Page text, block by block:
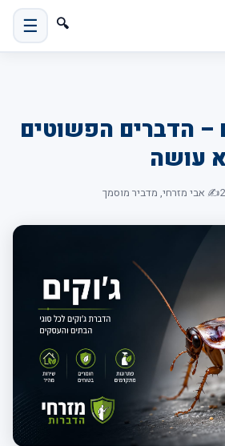
🔍
☰
– הדברים הפשוטים
עושה
✍️ אבי מזרחי, מדביר מוסמך